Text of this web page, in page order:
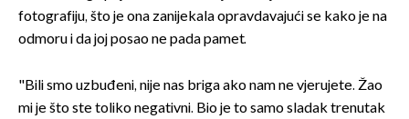
fotografiju, što je ona zanijekala opravdavajući se kako je na
odmoru i da joj posao ne pada pamet.
"Bili smo uzbuđeni, nije nas briga ako nam ne vjerujete. Žao
mi je što ste toliko negativni. Bio je to samo sladak trenutak